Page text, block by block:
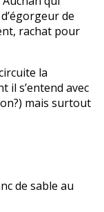
de
rachat pour
la
il s’entend avec
mais surtout
de sable au